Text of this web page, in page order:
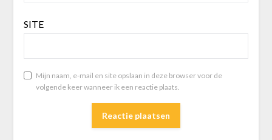
SITE
Mijn naam, e-mail en site opslaan in deze browser voor de
volgende keer wanneer ik een reactie plaats.